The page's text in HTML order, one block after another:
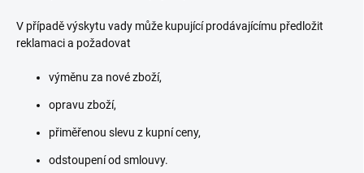
V případě výskytu vady může kupující prodávajícímu předložit
reklamaci a požadovat
výměnu za nové zboží,
opravu zboží,
přiměřenou slevu z kupní ceny,
odstoupení od smlouvy.